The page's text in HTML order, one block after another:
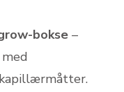
bokse –